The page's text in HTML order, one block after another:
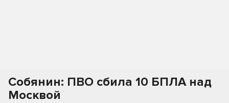
Собянин: ПВО сбила 10 БПЛА над
Москвой